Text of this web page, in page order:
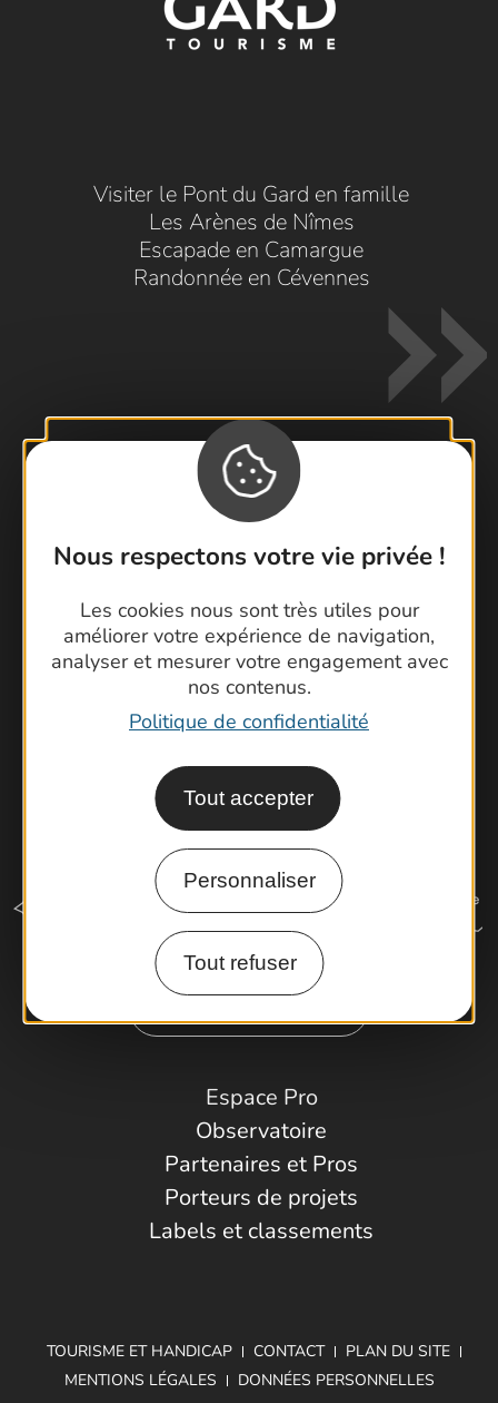
Nous respectons votre vie privée !
Les cookies nous sont très utiles pour
améliorer votre expérience de navigation,
analyser et mesurer votre engagement avec
nos contenus.
Politique de confidentialité
Tout accepter
Personnaliser
Tout refuser
Visiter le Pont du Gard en famille
Les Arènes de Nîmes
Escapade en Camargue
Randonnée en Cévennes
Contactez-nous !
Foire aux questions
Brochures
Cartoguides et Topoguides
Latitude Gard
Espace Pro
Observatoire
Partenaires et Pros
Porteurs de projets
Labels et classements
TOURISME ET HANDICAP CONTACT
PLAN DU SITE
MENTIONS LÉGALES
DONNÉES PERSONNELLES